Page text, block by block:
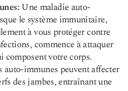
:Une maladie auto-
le système immunitaire,
à vous protéger contre
commence à attaquer
composent votre corps.
auto-immunes peuvent affecter
des jambes, entraînant une